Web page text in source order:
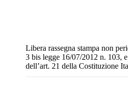
Libera rassegna stampa non
3 bis legge 16/07/2012 n. 103,
dell’art. 21 della Costituzione